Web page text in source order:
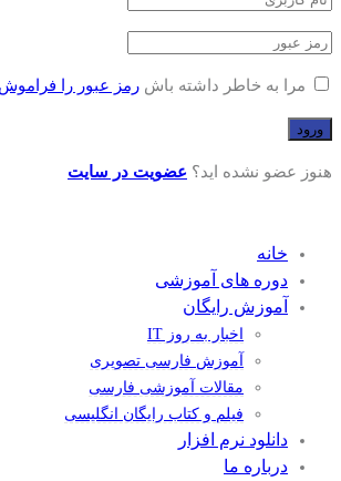
مرا به خاطر داشته باش رمز عبور را
هنوز عضو نشده اید؟ عضویت در سایت
خانه
دوره های آموزشی
آموزش رایگان
اخبار به روز IT
آموزش فارسی تصویری
مقالات آموزشی فارسی
فیلم و کتاب رایگان انگلیسی
دانلود نرم افزار
درباره ما